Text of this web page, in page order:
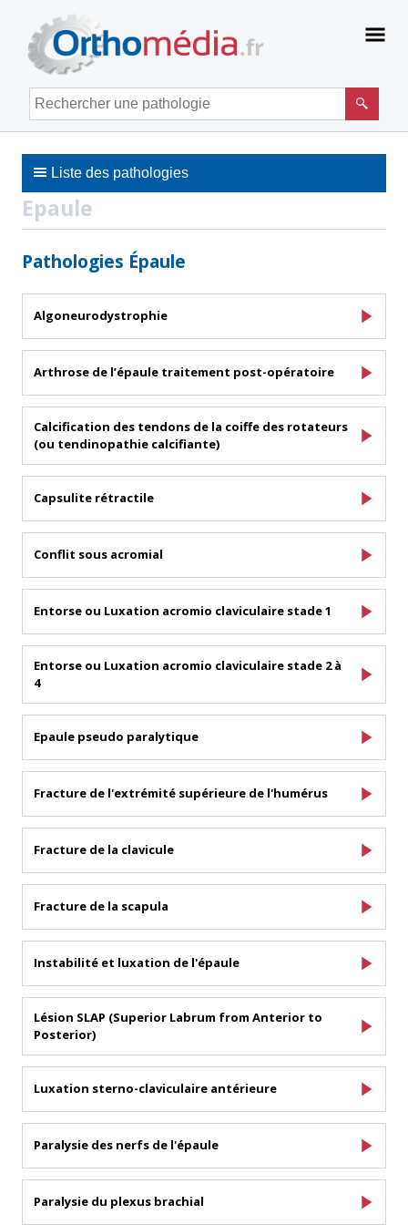
Rechercher une pathologie
Liste des pathologies
Epaule
Pathologies Épaule
Algoneurodystrophie
Arthrose de l’épaule traitement post-opératoire
Calcification des tendons de la coiffe des rotateurs
(ou tendinopathie calcifiante)
Capsulite rétractile
Conflit sous acromial
Entorse ou Luxation acromio claviculaire stade 1
Entorse ou Luxation acromio claviculaire stade 2 à
4
Epaule pseudo paralytique
Fracture de l'extrémité supérieure de l'humérus
Fracture de la clavicule
Fracture de la scapula
Instabilité et luxation de l'épaule
Lésion SLAP (Superior Labrum from Anterior to
Posterior)
Luxation sterno-claviculaire antérieure
Paralysie des nerfs de l'épaule
Paralysie du plexus brachial